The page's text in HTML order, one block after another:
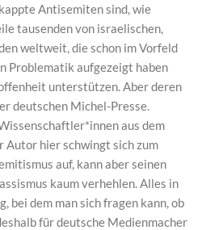
Antisemiten sind, wie
tausenden von israelischen,
weltweit, die schon im Vorfeld
Problematik aufgezeigt haben
unterstützen. Aber deren
deutschen Michel-Presse.
aus dem
Autor hier schwingt sich zum
auf, kann aber seinen
kaum verhehlen. Alles in
bei dem man sich fragen kann, ob
für deutsche Medienmacher